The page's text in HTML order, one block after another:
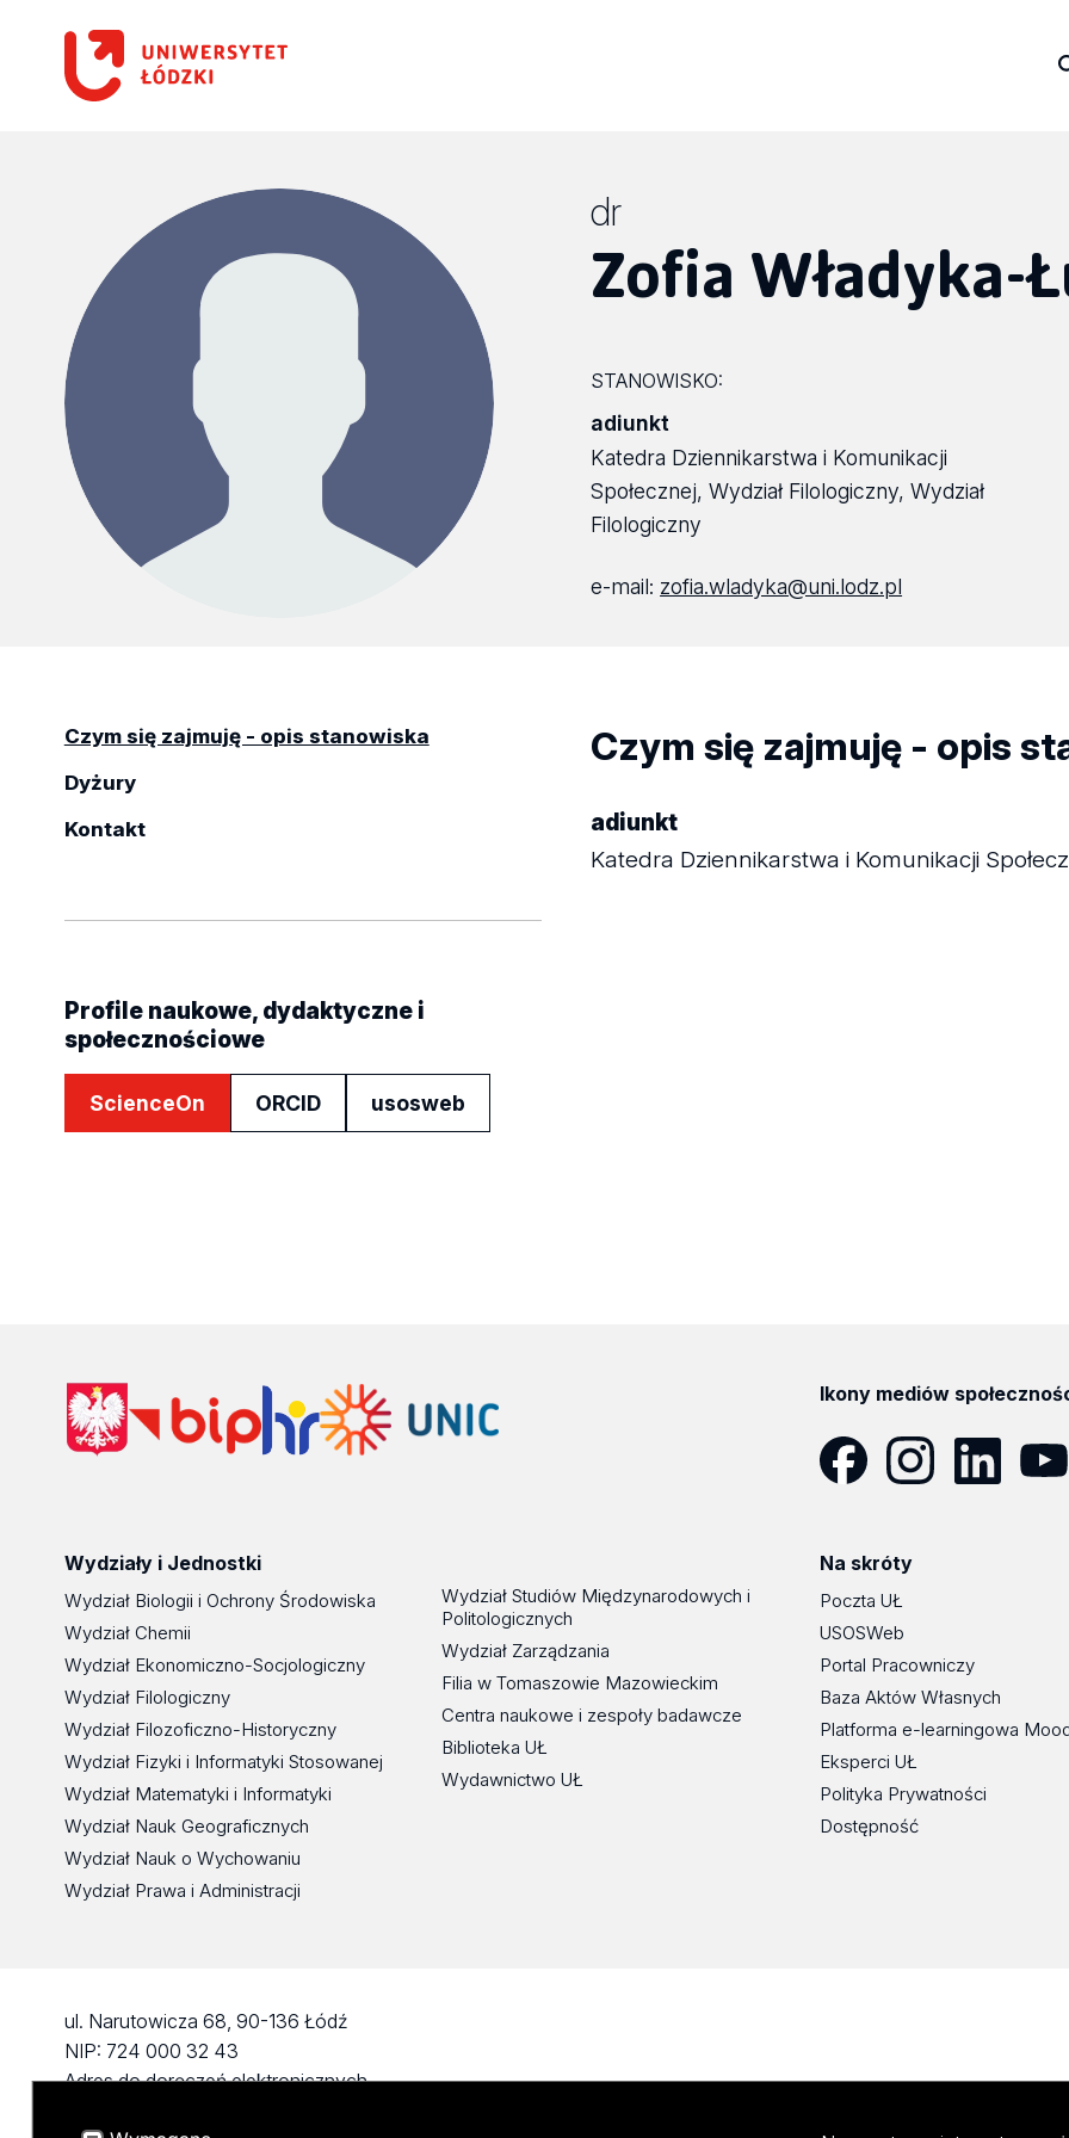
dr
Zofia Władyka-
STANOWISKO:
adiunkt
Katedra Dziennikarstwa i Komunikacji
Społecznej, Wydział Filologiczny, Wydział
Filologiczny
e-mail: zofia.wladyka@uni.lodz.pl
Czym się zajmuję - opis stanowiska
Dyżury
Kontakt
Profile naukowe, dydaktyczne i
społecznościowe
ScienceOn ORCID usosweb
Czym się zajmuję - opis
adiunkt
Katedra Dziennikarstwa i Komunikacji
Ikony mediów
Wydziały i Jednostki
Wydział Biologii i Ochrony Środowiska
Wydział Chemii
Wydział Ekonomiczno-Socjologiczny
Wydział Filologiczny
Wydział Filozoficzno-Historyczny
Wydział Fizyki i Informatyki Stosowanej
Wydział Matematyki i Informatyki
Wydział Nauk Geograficznych
Wydział Nauk o Wychowaniu
Wydział Prawa i Administracji
Wydział Studiów Międzynarodowych i
Politologicznych
Wydział Zarządzania
Filia w Tomaszowie Mazowieckim
Centra naukowe i zespoły badawcze
Biblioteka UŁ
Wydawnictwo UŁ
Na skróty
Poczta UŁ
USOSWeb
Portal Pracowniczy
Baza Aktów Własnych
Platforma e-learningowa
Eksperci UŁ
Polityka Prywatności
Dostępność
ul. Narutowicza 68, 90-136 Łódź
NIP: 724 000 32 43
Adres do doręczeń elektronicznych